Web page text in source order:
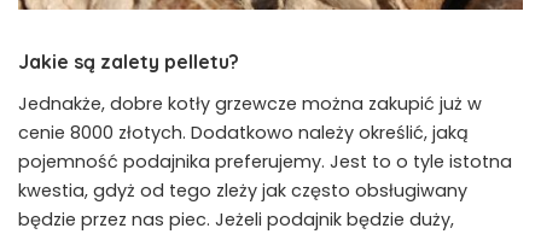
Jakie są zalety pelletu?
Jednakże, dobre kotły grzewcze można zakupić już w
cenie 8000 złotych. Dodatkowo należy określić, jaką
pojemność podajnika preferujemy. Jest to o tyle istotna
kwestia, gdyż od tego zleży jak często obsługiwany
będzie przez nas piec. Jeżeli podajnik będzie duży,